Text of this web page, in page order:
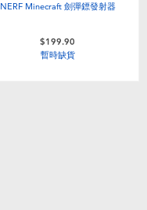
NERF Minecraft 劍彈鏢發射器
$199.90
暫時缺貨